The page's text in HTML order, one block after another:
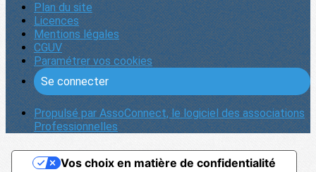
Plan du site
Licences
Mentions légales
CGUV
Paramétrer vos cookies
Se connecter
Propulsé par AssoConnect, le logiciel des associations
Professionnelles
Vos choix en matière de confidentialité